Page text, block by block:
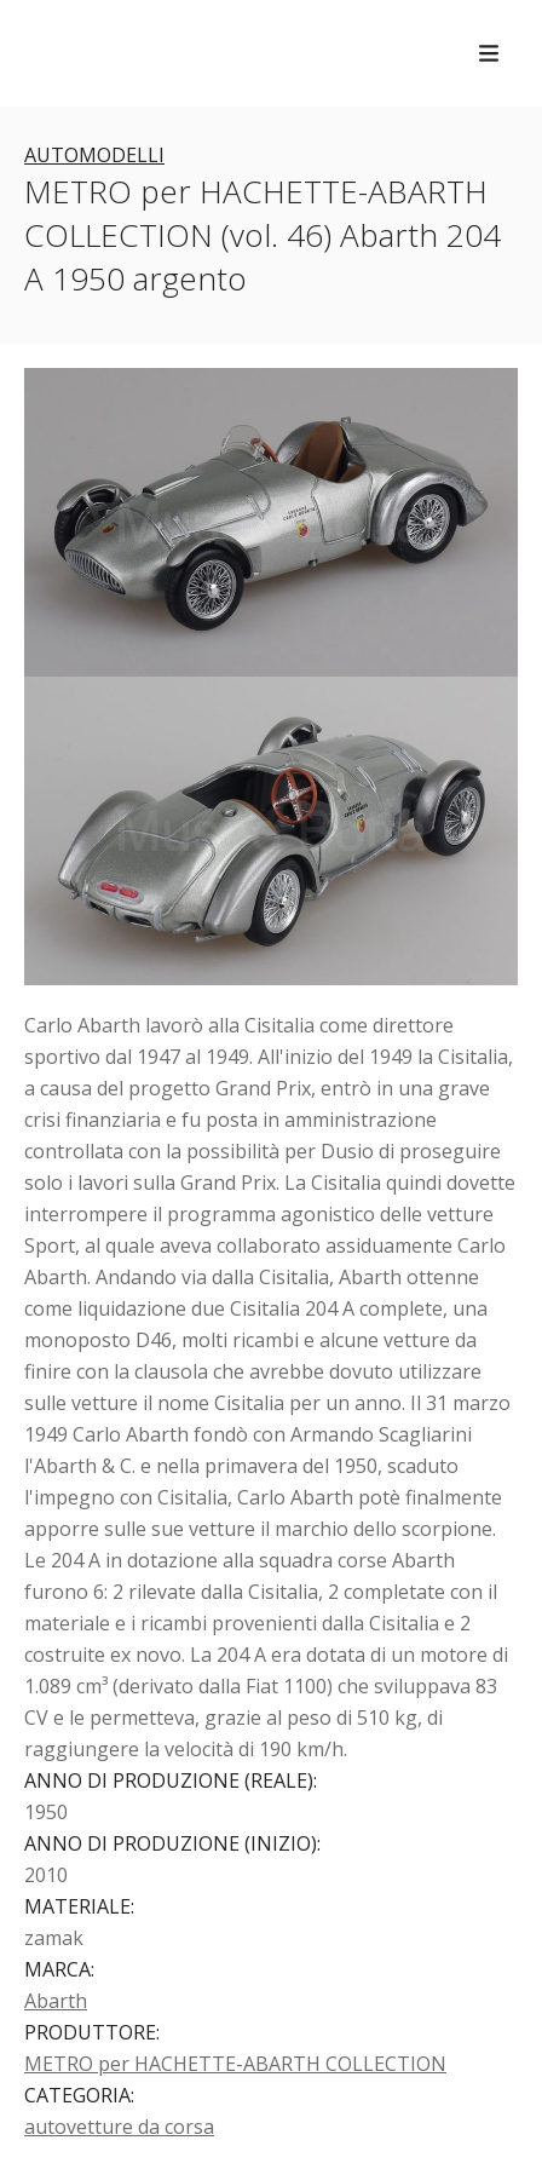
AUTOMODELLI
METRO per HACHETTE-ABARTH
COLLECTION (vol. 46) Abarth 204
A 1950 argento
Carlo Abarth lavorò alla Cisitalia come direttore
sportivo dal 1947 al 1949. All'inizio del 1949 la Cisitalia,
a causa del progetto Grand Prix, entrò in una grave
crisi finanziaria e fu posta in amministrazione
controllata con la possibilità per Dusio di proseguire
solo i lavori sulla Grand Prix. La Cisitalia quindi dovette
interrompere il programma agonistico delle vetture
Sport, al quale aveva collaborato assiduamente Carlo
Abarth. Andando via dalla Cisitalia, Abarth ottenne
come liquidazione due Cisitalia 204 A complete, una
monoposto D46, molti ricambi e alcune vetture da
finire con la clausola che avrebbe dovuto utilizzare
sulle vetture il nome Cisitalia per un anno. Il 31 marzo
1949 Carlo Abarth fondò con Armando Scagliarini
l'Abarth & C. e nella primavera del 1950, scaduto
l'impegno con Cisitalia, Carlo Abarth potè finalmente
apporre sulle sue vetture il marchio dello scorpione.
Le 204 A in dotazione alla squadra corse Abarth
furono 6: 2 rilevate dalla Cisitalia, 2 completate con il
materiale e i ricambi provenienti dalla Cisitalia e 2
costruite ex novo. La 204 A era dotata di un motore di
1.089 cm³ (derivato dalla Fiat 1100) che sviluppava 83
CV e le permetteva, grazie al peso di 510 kg, di
raggiungere la velocità di 190 km/h.
ANNO DI PRODUZIONE (REALE):
1950
ANNO DI PRODUZIONE (INIZIO):
2010
MATERIALE:
zamak
MARCA:
Abarth
PRODUTTORE:
METRO per HACHETTE-ABARTH COLLECTION
CATEGORIA:
autovetture da corsa